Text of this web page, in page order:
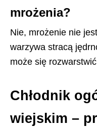
mrożenia?
Nie, mrożenie nie
warzywa stracą
może się
Chłodnik
wiejskim –